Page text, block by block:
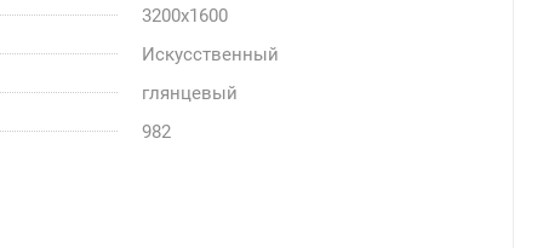
3200x1600
Искусственный
глянцевый
982